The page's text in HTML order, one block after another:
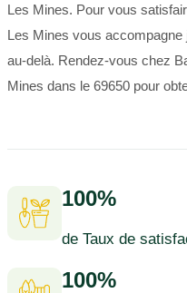
Les Mines. Pour vous
Les Mines vous accompagne
au-delà. Rendez-vous chez
Mines dans le 69650 pour
100%
de Taux de
100%